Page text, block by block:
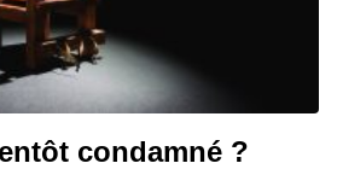
condamné ?